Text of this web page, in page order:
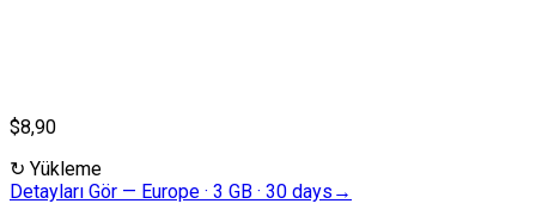
$8,90
↻ Yükleme
Detayları Gör — Europe · 3 GB · 30 days →